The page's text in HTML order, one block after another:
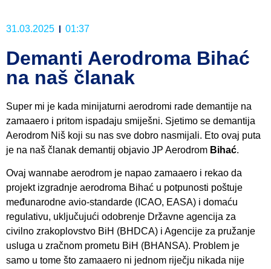
31.03.2025 01:37
Demanti Aerodroma Bihać
na naš članak
Super mi je kada minijaturni aerodromi rade demantije na
zamaaero i pritom ispadaju smiješni. Sjetimo se demantija
Aerodrom Niš koji su nas sve dobro nasmijali. Eto ovaj puta
je na naš članak demantij objavio JP Aerodrom Bihać.
Ovaj wannabe aerodrom je napao zamaaero i rekao da
projekt izgradnje aerodroma Bihać u potpunosti poštuje
međunarodne avio-standarde (ICAO, EASA) i domaću
regulativu, uključujući odobrenje Državne agencija za
civilno zrakoplovstvo BiH (BHDCA) i Agencije za pružanje
usluga u zračnom prometu BiH (BHANSA). Problem je
samo u tome što zamaaero ni jednom riječju nikada nije